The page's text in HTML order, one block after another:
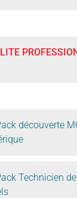
découverte
Technicien